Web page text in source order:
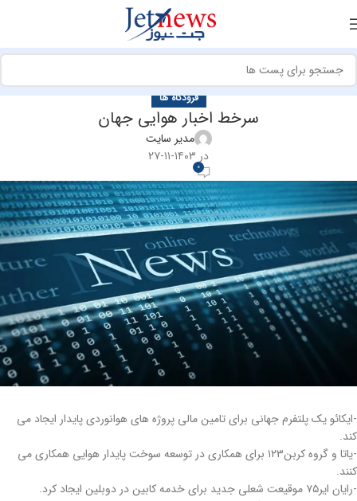
فرودگاه ها
سرخط اخبار هوایی جهان
مدیر سایت
در ۱۴۰۳-۱۱-۲۷
0
-ایکائو یک پلتفرم جهانی برای تامین مالی پروژه های هوانوردی پایدار ایجاد می
کند.
-یاتا و گروه کربن۱۲۳ برای همکاری در توسعه سوخت پایدار هوایی همکاری می
کنند.
-رایان ایر۷۵ موقیعت شعلی جدید برای خدمه کابین در دوبلین ایجاد کرد.